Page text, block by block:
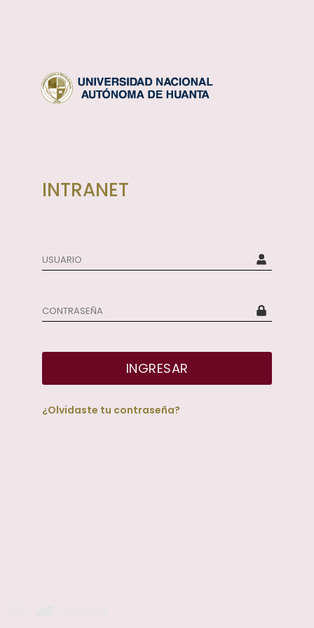
INTRANET
INGRESAR
¿Olvidaste tu contraseña?